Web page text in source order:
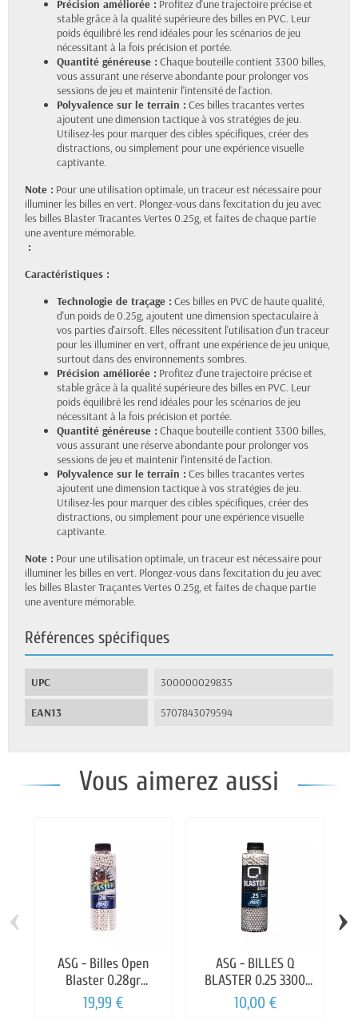
Précision améliorée : Profitez d'une trajectoire précise et
stable grâce à la qualité supérieure des billes en PVC. Leur
poids équilibré les rend idéales pour les scénarios de jeu
nécessitant à la fois précision et portée.
Quantité généreuse : Chaque bouteille contient 3300 billes,
vous assurant une réserve abondante pour prolonger vos
sessions de jeu et maintenir l'intensité de l'action.
Polyvalence sur le terrain : Ces billes tracantes vertes
ajoutent une dimension tactique à vos stratégies de jeu.
Utilisez-les pour marquer des cibles spécifiques, créer des
distractions, ou simplement pour une expérience visuelle
captivante.
Note : Pour une utilisation optimale, un traceur est nécessaire pour
illuminer les billes en vert. Plongez-vous dans l'excitation du jeu avec
les billes Blaster Tracantes Vertes 0.25g, et faites de chaque partie
une aventure mémorable.
:
Caractéristiques :
Technologie de traçage : Ces billes en PVC de haute qualité,
d'un poids de 0.25g, ajoutent une dimension spectaculaire à
vos parties d'airsoft. Elles nécessitent l'utilisation d'un traceur
pour les illuminer en vert, offrant une expérience de jeu unique,
surtout dans des environnements sombres.
Précision améliorée : Profitez d'une trajectoire précise et
stable grâce à la qualité supérieure des billes en PVC. Leur
poids équilibré les rend idéales pour les scénarios de jeu
nécessitant à la fois précision et portée.
Quantité généreuse : Chaque bouteille contient 3300 billes,
vous assurant une réserve abondante pour prolonger vos
sessions de jeu et maintenir l'intensité de l'action.
Polyvalence sur le terrain : Ces billes tracantes vertes
ajoutent une dimension tactique à vos stratégies de jeu.
Utilisez-les pour marquer des cibles spécifiques, créer des
distractions, ou simplement pour une expérience visuelle
captivante.
Note : Pour une utilisation optimale, un traceur est nécessaire pour
illuminer les billes en vert. Plongez-vous dans l'excitation du jeu avec
les billes Blaster Traçantes Vertes 0.25g, et faites de chaque partie
une aventure mémorable.
Références spécifiques
UPC 300000029835
EAN13 5707843079594
Vous aimerez aussi
ASG - Billes Open
Blaster 0.28gr
Bouteille de 3300 billes
B
19,99 €
ASG - BILLES Q
BLASTER 0.25 3300
BILLES
10,00 €
‹ ›